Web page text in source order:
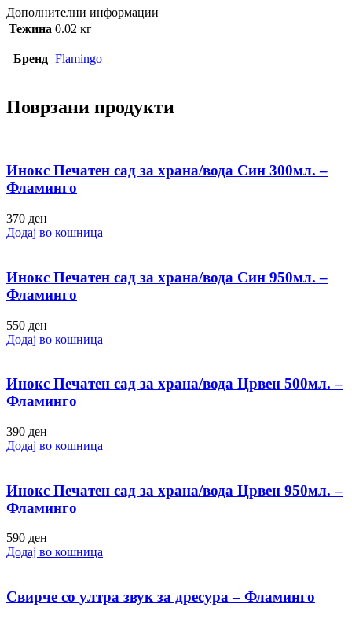
Дополнителни информации
Тежина 0.02 кг
Бренд Flamingo
Поврзани продукти
Инокс Печатен сад за храна/вода Син 300мл. –
Фламинго
370 ден
Додај во кошница
Инокс Печатен сад за храна/вода Син 950мл. –
Фламинго
550 ден
Додај во кошница
Инокс Печатен сад за храна/вода Црвен 500мл. –
Фламинго
390 ден
Додај во кошница
Инокс Печатен сад за храна/вода Црвен 950мл. –
Фламинго
590 ден
Додај во кошница
Свирче со ултра звук за дресура – Фламинго